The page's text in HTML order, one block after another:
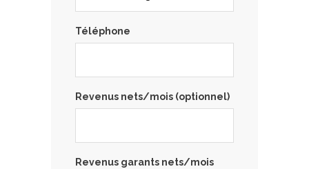
Téléphone
Revenus nets/mois (optionnel)
Revenus garants nets/mois